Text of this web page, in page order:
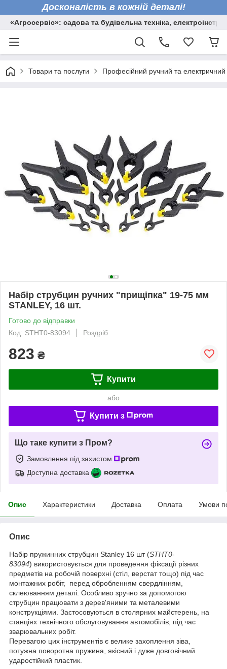
Досконалість в кожній деталі!
«Агросервіс»: садова та будівельна техніка,
Товари та послуги Професійний ручний та електричний
Набір струбцин ручних "прищіпка" 19-75 мм
STANLEY, 16 шт.
Готово до відправки
Код: STHT0-83094
Роздріб
823 ₴
Купити
або
Купити з
Що таке купити з Пром?
Замовлення під захистом
Доступна доставка
Опис Характеристики Доставка Оплата Умови
Опис
Набір пружинних струбцин Stanley 16 шт (STHT0-
83094) використовується для проведення фіксації різних
предметів на робочій поверхні (стіл, верстат тощо) під час
монтажних робіт, перед обробленням свердлінням,
склеюванням деталі. Особливо зручно за допомогою
струбцин працювати з дерев'яними та металевими
конструкціями. Застосовуються в столярних майстерень, на
станціях технічного обслуговування автомобілів, під час
зварювальних робіт.
Перевагою цих інструментів є велике захоплення зіва,
потужна поворотна пружина, якісний і дуже довговічний
ударостійкий пластик.